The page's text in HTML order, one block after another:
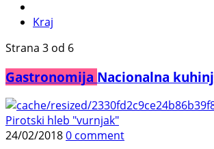
Kraj
Strana 3 od 6
Gastronomija Nacionalna
Pirotski hleb "vurnjak"
24/02/20180 comment